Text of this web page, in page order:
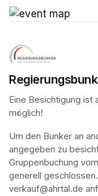
Eine Besichtigung ist
möglich!
Um den Bunker an
angegeben zu
Gruppenbuchung
generell
verkauf@ahrtal.de